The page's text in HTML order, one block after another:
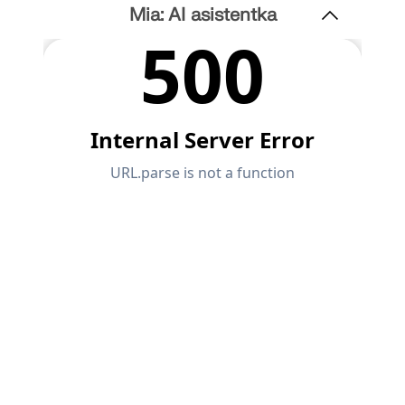
Příklady
MKP pro ocelové spoje
Navrhujte a analyzujte ocelové spoje pomocí CBFEM, v
Mia: AI asistentka